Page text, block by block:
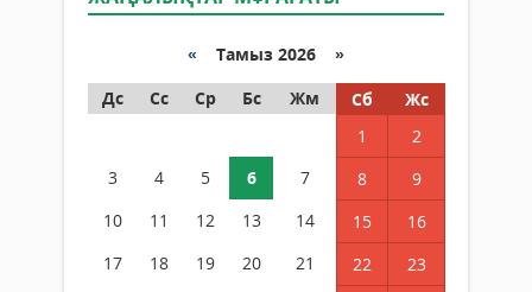
« Тамыз 2026 »
Дс
Сс Ср Бс Жм Сб
Жс
1
2
3
4 5 6 7 8
9
10
11 12 13 14 15
16
17
18 19 20 21 22 23